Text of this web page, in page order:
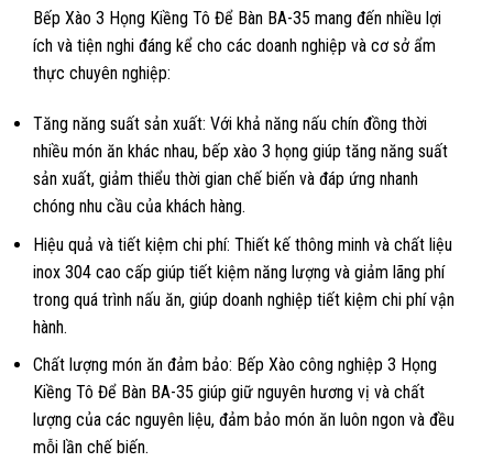
Bếp Xào 3 Họng Kiềng Tô Để Bàn BA-35 mang đến nhiều lợi
ích và tiện nghi đáng kể cho các doanh nghiệp và cơ sở ẩm
thực chuyên nghiệp:
Tăng năng suất sản xuất: Với khả năng nấu chín đồng thời
nhiều món ăn khác nhau, bếp xào 3 họng giúp tăng năng suất
sản xuất, giảm thiểu thời gian chế biến và đáp ứng nhanh
chóng nhu cầu của khách hàng.
Hiệu quả và tiết kiệm chi phí: Thiết kế thông minh và chất liệu
inox 304 cao cấp giúp tiết kiệm năng lượng và giảm lãng phí
trong quá trình nấu ăn, giúp doanh nghiệp tiết kiệm chi phí vận
hành.
Chất lượng món ăn đảm bảo: Bếp Xào công nghiệp 3 Họng
Kiềng Tô Để Bàn BA-35 giúp giữ nguyên hương vị và chất
lượng của các nguyên liệu, đảm bảo món ăn luôn ngon và đều
mỗi lần chế biến.